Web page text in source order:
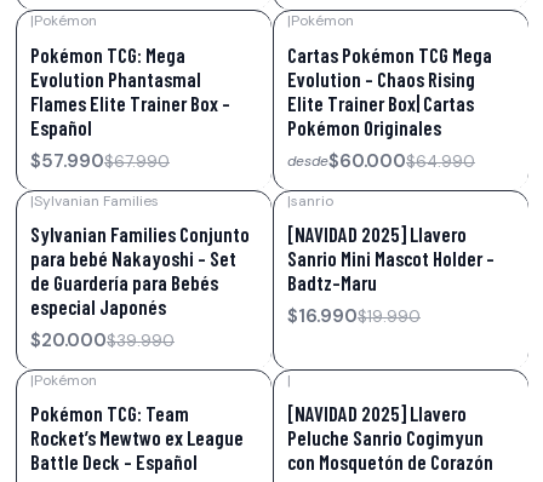
|Pokémon
Pokémon TCG: Mega
Evolution Phantasmal
Flames Elite Trainer Box –
Español
$57.990$67.990
|Pokémon
Cartas Pokémon TCG Mega
Evolution – Chaos Rising
Elite Trainer Box| Cartas
Pokémon Originales
desde$60.000$64.990
|Sylvanian Families
Sylvanian Families Conjunto
para bebé Nakayoshi - Set
de Guardería para Bebés
especial Japonés
$20.000$39.990
|sanrio
[NAVIDAD 2025] Llavero
Sanrio Mini Mascot Holder –
Badtz-Maru
$16.990$19.990
|Pokémon
Pokémon TCG: Team
Rocket’s Mewtwo ex League
Battle Deck – Español
|
[NAVIDAD 2025] Llavero
Peluche Sanrio Cogimyun
con Mosquetón de Corazón